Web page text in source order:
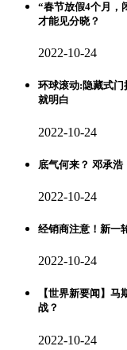
“春节放假4个月，
才能见分晓？
2022-10-24
环球滚动:隐藏式
就明白
2022-10-24
底气何来？ 邓承浩
2022-10-24
经销商注意！新一
2022-10-24
【世界新要闻】
战？
2022-10-24